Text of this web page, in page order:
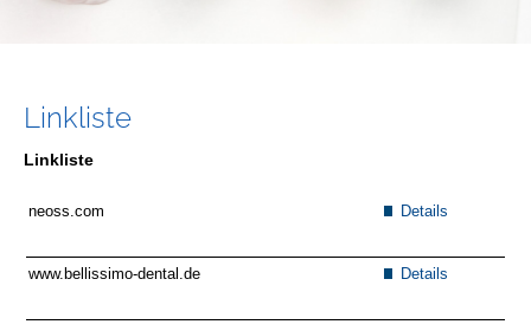
Linkliste
Linkliste
neoss.com Details
www.bellissimo-dental.de Details